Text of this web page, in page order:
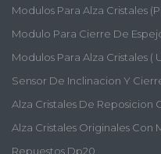
Modulos Para Alza Cristales
Modulo Para Cierre De
Modulos Para Alza Cristales (
Sensor De Inclinacion Y
Alza Cristales De Reposicion
Alza Cristales Originales Con
Repuestos Dp20